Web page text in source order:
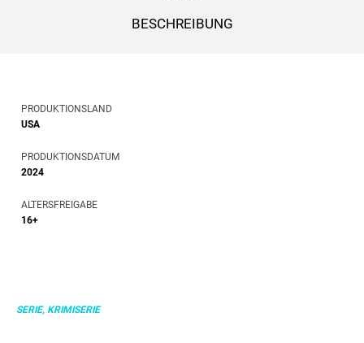
BESCHREIBUNG
PRODUKTIONSLAND
USA
PRODUKTIONSDATUM
2024
ALTERSFREIGABE
16+
SERIE, KRIMISERIE